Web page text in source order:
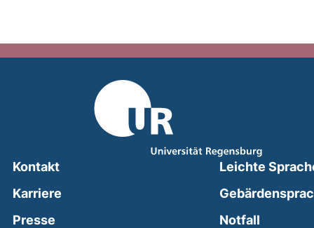
Kontakt
Karriere
Presse
Leichte
Notfall